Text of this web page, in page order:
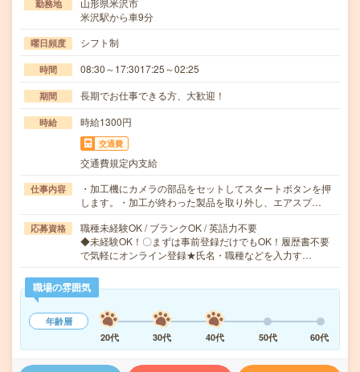
勤務地
山形県米沢市
米沢駅から車9分
曜日頻度 シフト制
時間 08:30～17:3017:25～02:25
期間 長期でお仕事できる方、大歓迎！
時給 時給1300円
交通費
交通費規定内支給
仕事内容
・加工機にカメラの部品をセットしてスタートボタンを押
します。・加工が終わった製品を取り外し、エアスプ…
応募資格
職種未経験OK / ブランクOK / 英語力不要
◆未経験OK！〇まずは事前登録だけでもOK！履歴書不要
で気軽にオンライン登録★氏名・職種などを入力す…
職場の雰囲気
年齢層
20代
30代 40代 50代 60代